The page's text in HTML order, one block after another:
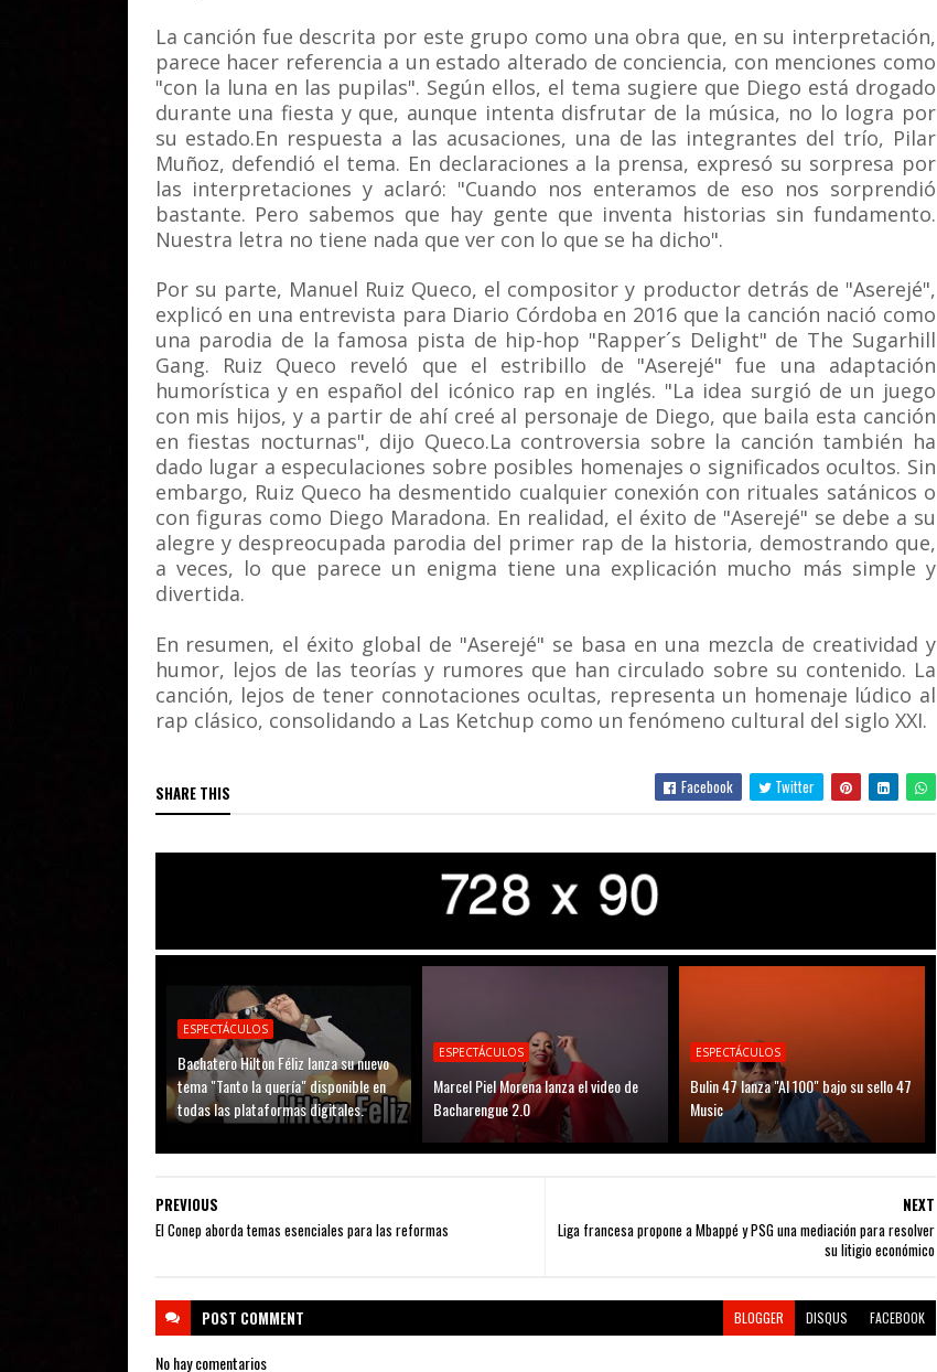
La canción fue descrita por este grupo como una obra que, en su interpretación,
parece hacer referencia a un estado alterado de conciencia, con menciones como
"con la luna en las pupilas". Según ellos, el tema sugiere que Diego está drogado
durante una fiesta y que, aunque intenta disfrutar de la música, no lo logra por
su estado.En respuesta a las acusaciones, una de las integrantes del trío, Pilar
Muñoz, defendió el tema. En declaraciones a la prensa, expresó su sorpresa por
las interpretaciones y aclaró: "Cuando nos enteramos de eso nos sorprendió
bastante. Pero sabemos que hay gente que inventa historias sin fundamento.
Nuestra letra no tiene nada que ver con lo que se ha dicho".
Por su parte, Manuel Ruiz Queco, el compositor y productor detrás de "Aserejé",
explicó en una entrevista para Diario Córdoba en 2016 que la canción nació como
una parodia de la famosa pista de hip-hop "Rapper´s Delight" de The Sugarhill
Gang. Ruiz Queco reveló que el estribillo de "Aserejé" fue una adaptación
humorística y en español del icónico rap en inglés. "La idea surgió de un juego
con mis hijos, y a partir de ahí creé al personaje de Diego, que baila esta canción
en fiestas nocturnas", dijo Queco.La controversia sobre la canción también ha
dado lugar a especulaciones sobre posibles homenajes o significados ocultos. Sin
embargo, Ruiz Queco ha desmentido cualquier conexión con rituales satánicos o
con figuras como Diego Maradona. En realidad, el éxito de "Aserejé" se debe a su
alegre y despreocupada parodia del primer rap de la historia, demostrando que,
a veces, lo que parece un enigma tiene una explicación mucho más simple y
divertida.
En resumen, el éxito global de "Aserejé" se basa en una mezcla de creatividad y
humor, lejos de las teorías y rumores que han circulado sobre su contenido. La
canción, lejos de tener connotaciones ocultas, representa un homenaje lúdico al
rap clásico, consolidando a Las Ketchup como un fenómeno cultural del siglo XXI.
SHARE THIS Facebook Twitter
ESPECTÁCULOS
Bachatero Hilton Féliz lanza su nuevo
tema "Tanto la quería" disponible en
todas las plataformas digitales.
ESPECTÁCULOS
Marcel Piel Morena lanza el video de
Bacharengue 2.0
ESPECTÁCULOS
Bulin 47 lanza "Al 100" bajo su sello 47
Music
NEXT
Liga francesa propone a Mbappé y PSG una mediación para resolver
su litigio económico
PREVIOUS
El Conep aborda temas esenciales para las reformas
POST COMMENT BLOGGER DISQUS FACEBOOK
No hay comentarios